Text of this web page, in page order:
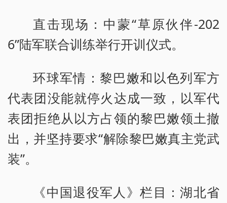
直击现场：中蒙“草原伙伴-202
6”陆军联合训练举行开训仪式。
环球军情：黎巴嫩和以色列军方
代表团没能就停火达成一致，以军代
表团拒绝从以方占领的黎巴嫩领土撤
出，并坚持要求“解除黎巴嫩真主党武
装”。
《中国退役军人》栏目：湖北省